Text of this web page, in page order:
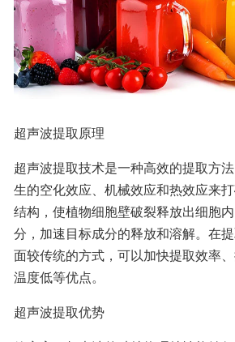
超声波提取原理
超声波提取技术是一种高效的提取方
生的空化效应、机械效应和热效应来
结构，使植物细胞壁破裂释放出细胞
分，加速目标成分的释放和溶解。在
面较传统的方式，可以加快提取效率
温度低等优点。
超声波提取优势